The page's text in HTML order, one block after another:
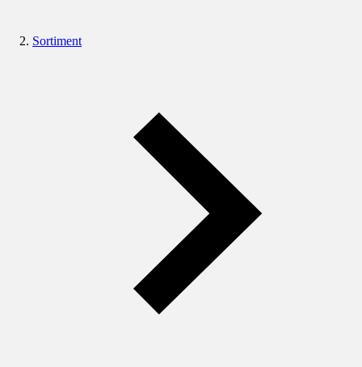
Sortiment